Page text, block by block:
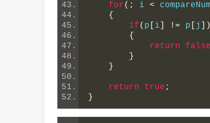
for(; i < compareNum
{
if( p i != p j
])
{
return
false
}
}
return true ;
}